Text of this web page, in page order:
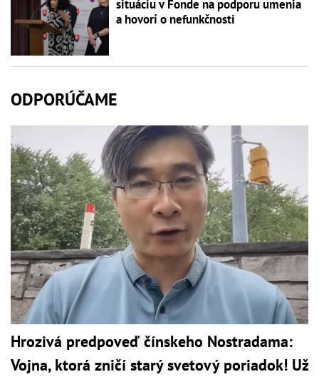
situáciu v Fonde na podporu umenia
a hovorí o nefunkčnosti
ODPORÚČAME
Hrozivá predpoveď čínskeho Nostradama:
Vojna, ktorá zničí starý svetový poriadok! Už